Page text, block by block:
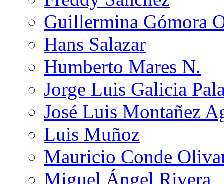
Guillermina Gómora
Hans Salazar
Humberto Mares N.
Jorge Luis Galicia
José Luis Montañez
Luis Muñoz
Mauricio Conde
Miguel Ángel Rivera